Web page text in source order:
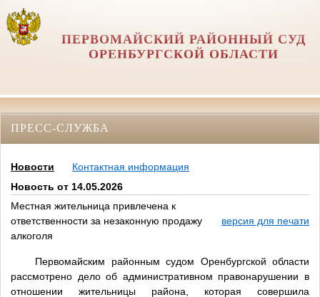
ПЕРВОМАЙСКИЙ РАЙОННЫЙ СУД
ОРЕНБУРГСКОЙ ОБЛАСТИ
ПРЕСС-СЛУЖБА
Новости
Контактная информация
Новость от 14.05.2026
Местная жительница привлечена к
ответственности за незаконную продажу
алкоголя
версия для печати
Первомайским районным судом Оренбургской области
рассмотрено дело об административном правонарушении в
отношении жительницы района, которая совершила